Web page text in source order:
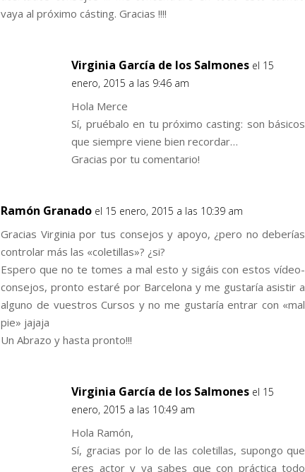
vaya al próximo cásting. Gracias !!!!
Virginia García de los Salmones el 15
enero, 2015 a las 9:46 am
Hola Merce
Sí, pruébalo en tu próximo casting: son básicos
que siempre viene bien recordar…
Gracias por tu comentario!
Ramón Granado el 15 enero, 2015 a las 10:39 am
Gracias Virginia por tus consejos y apoyo, ¿pero no deberías
controlar más las «coletillas»? ¿si?
Espero que no te tomes a mal esto y sigáis con estos vídeo-
consejos, pronto estaré por Barcelona y me gustaría asistir a
alguno de vuestros Cursos y no me gustaría entrar con «mal
pie» jajaja
Un Abrazo y hasta pronto!!!
Virginia García de los Salmones el 15
enero, 2015 a las 10:49 am
Hola Ramón,
Sí, gracias por lo de las coletillas, supongo que
eres actor y ya sabes que con práctica todo